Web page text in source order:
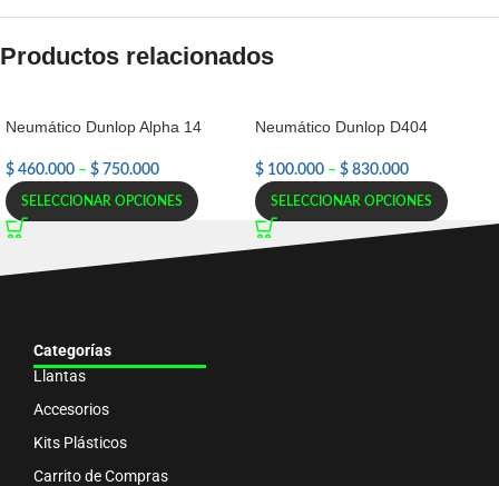
Productos relacionados
Neumático Dunlop Alpha 14
$ 460.000 – $ 750.000
SELECCIONAR OPCIONES
Neumático Dunlop D404
$ 100.000 – $ 830.000
SELECCIONAR OPCIONES
Categorías
Llantas
Accesorios
Kits Plásticos
Carrito de Compras